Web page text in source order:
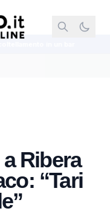
Ribera
“Tari